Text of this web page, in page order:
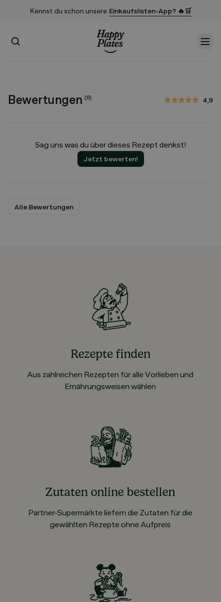
Kennst du schon unsere Einkaufslisten-App? 🔥🛒
Suchen
Bewertungen (8) 4,9
4,9 von 5 Sternen
Sag uns was du über dieses Rezept denkst!
Jetzt bewerten!
Alle Bewertungen
Rezepte finden
Aus zahlreichen Rezepten für alle Vorlieben und
Ernährungsweisen wählen
Zutaten online bestellen
Partner-Supermärkte liefern die Zutaten für die
gewählten Rezepte ohne Aufpreis